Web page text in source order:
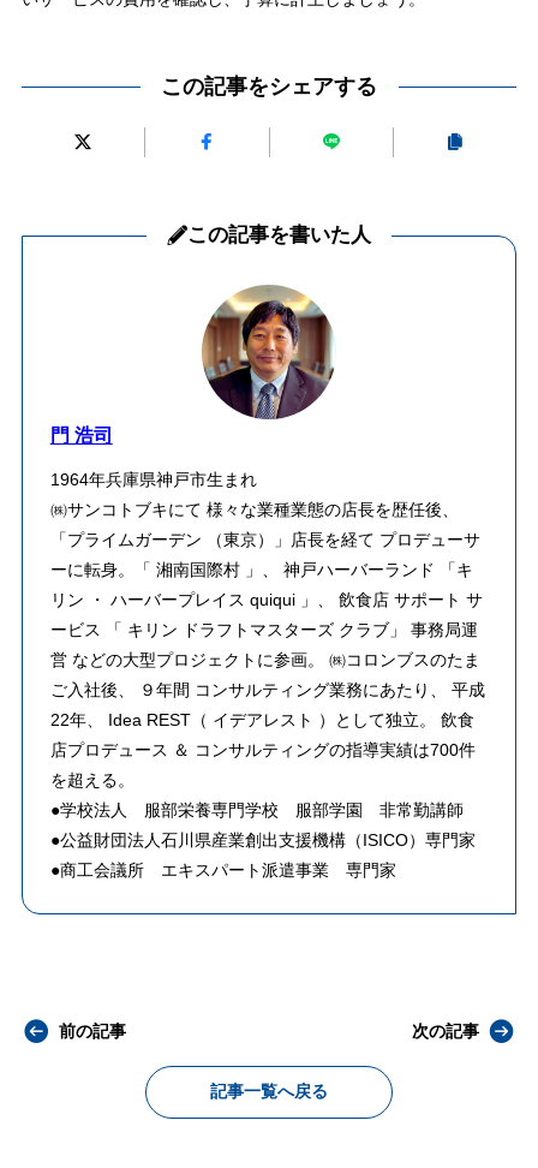
この記事をシェアする
この記事を書いた人
門 浩司
1964年兵庫県神戸市生まれ
㈱サンコトブキにて 様々な業種業態の店長を歴任後、
「プライムガーデン （東京）」店長を経て プロデューサ
ーに転身。「 湘南国際村 」、 神戸ハーバーランド 「キ
リン ・ ハーバープレイス quiqui 」、 飲食店 サポート サ
ービス 「 キリン ドラフトマスターズ クラブ」 事務局運
営 などの大型プロジェクトに参画。 ㈱コロンブスのたま
ご入社後、 ９年間 コンサルティング業務にあたり、 平成
22年、 Idea REST（ イデアレスト ）として独立。 飲食
店プロデュース ＆ コンサルティングの指導実績は700件
を超える。
●学校法人 服部栄養専門学校 服部学園 非常勤講師
●公益財団法人石川県産業創出支援機構（ISICO）専門家
●商工会議所 エキスパート派遣事業 専門家
前の記事
記事一覧へ戻る
次の記事